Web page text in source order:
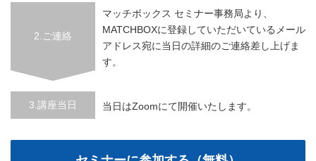
2.ご連絡
マッチボックス セミナー事務局より、
MATCHBOXに登録していただいているメール
アドレス宛に当日の詳細のご連絡差し上げま
す。
3.講座当日 当日はZoomにて開催いたします。